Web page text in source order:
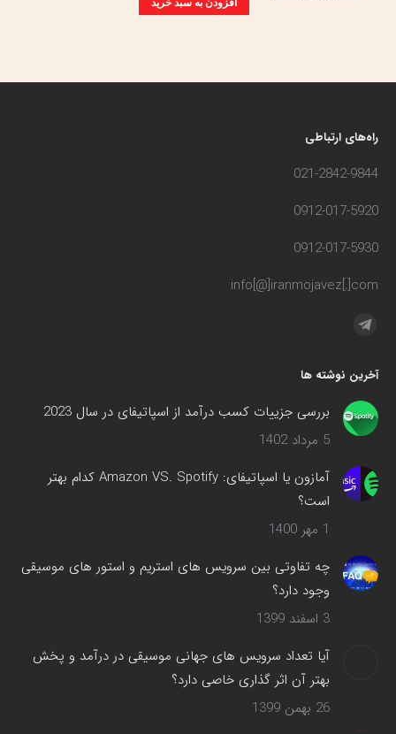
افزودن به سبد خرید
راه‌های ارتباطی
021-2842-9844
0912-017-5920
0912-017-5930
info[@]iranmojavez[.]com
مارا در اینجا پیدا کنید:
تلگرام
در
پنجره
جدید
می‌شود
آخرین نوشته ها
بررسی جزییات کسب درآمد از اسپاتیفای در سال 2023
5 مرداد 1402
آمازون یا اسپاتیفای: Amazon VS. Spotify کدام بهتر
است؟
1 مهر 1400
چه تفاوتی بین سرویس های استریم و استور های موسیقی
وجود دارد؟
3 اسفند 1399
آیا تعداد سرویس های جهانی موسیقی در درآمد و پخش
بهتر آن اثر گذاری خاصی دارد؟
26 بهمن 1399